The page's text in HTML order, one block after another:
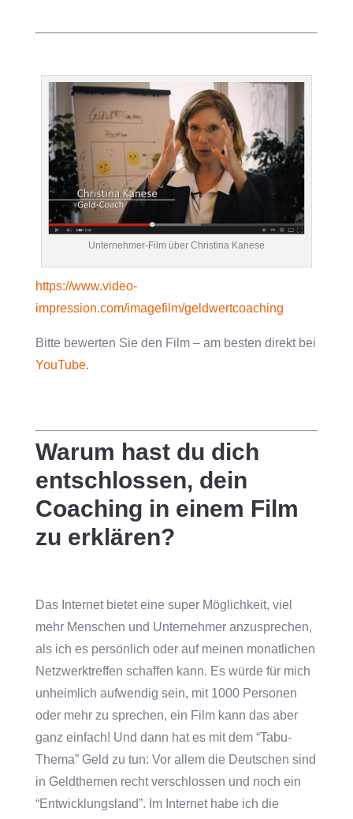
Unternehmer-Film über Christina Kanese
https://www.video-
impression.com/imagefilm/geldwertcoaching
Bitte bewerten Sie den Film – am besten direkt bei
YouTube.
Warum hast du dich
entschlossen, dein
Coaching in einem Film
zu erklären?
Das Internet bietet eine super Möglichkeit, viel
mehr Menschen und Unternehmer anzusprechen,
als ich es persönlich oder auf meinen monatlichen
Netzwerktreffen schaffen kann. Es würde für mich
unheimlich aufwendig sein, mit 1000 Personen
oder mehr zu sprechen, ein Film kann das aber
ganz einfach! Und dann hat es mit dem “Tabu-
Thema” Geld zu tun: Vor allem die Deutschen sind
in Geldthemen recht verschlossen und noch ein
“Entwicklungsland”. Im Internet habe ich die